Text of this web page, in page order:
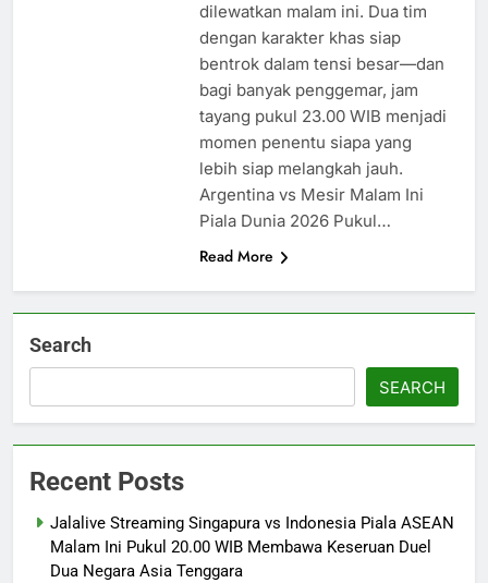
dilewatkan malam ini. Dua tim
dengan karakter khas siap
bentrok dalam tensi besar—dan
bagi banyak penggemar, jam
tayang pukul 23.00 WIB menjadi
momen penentu siapa yang
lebih siap melangkah jauh.
Argentina vs Mesir Malam Ini
Piala Dunia 2026 Pukul…
Read More
Search
SEARCH
Recent Posts
Jalalive Streaming Singapura vs Indonesia Piala ASEAN
Malam Ini Pukul 20.00 WIB Membawa Keseruan Duel
Dua Negara Asia Tenggara